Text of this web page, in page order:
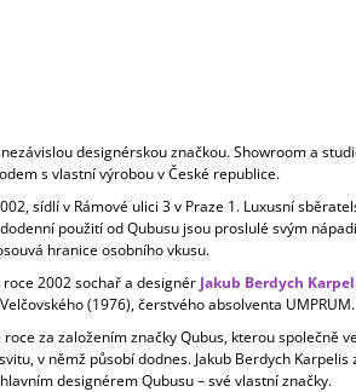
designérskou značkou. Showroom a
s vlastní výrobou v České republice.
sídlí v Rámové ulici 3 v Praze 1. Luxusní
použití od Qubusu jsou proslulé svým
hranice osobního vkusu.
2002 sochař a designér Jakub Berdych
(1976), čerstvého absolventa UMPRUM.
za založením značky Qubus, kterou společně
v němž působí dodnes. Jakub Berdych Karpelis
designérem Qubusu – své vlastní značky.